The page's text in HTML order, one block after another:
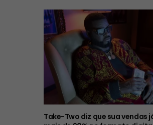
Take-Two diz que sua vendas